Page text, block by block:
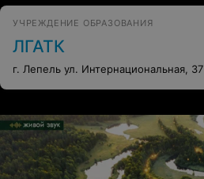
УЧРЕЖДЕНИЕ ОБРАЗОВАНИЯ
ЛГАТК
г. Лепель ул. Интернациональная, 37